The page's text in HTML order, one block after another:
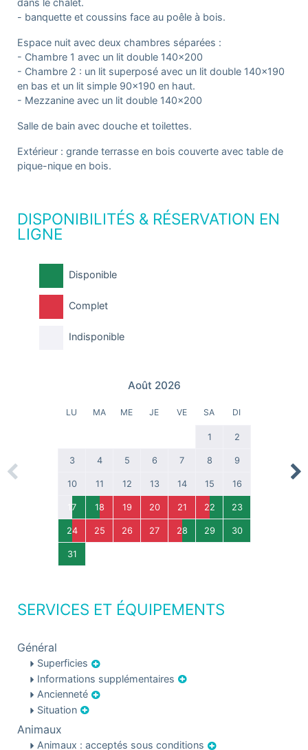
dans le chalet.
- banquette et coussins face au poêle à bois.
Espace nuit avec deux chambres séparées :
- Chambre 1 avec un lit double 140×200
- Chambre 2 : un lit superposé avec un lit double 140×190
en bas et un lit simple 90×190 en haut.
- Mezzanine avec un lit double 140x200
Salle de bain avec douche et toilettes.
Extérieur : grande terrasse en bois couverte avec table de
pique-nique en bois.
DISPONIBILITÉS & RÉSERVATION EN
LIGNE
Disponible
Complet
Indisponible
Previous
Août 2026
LU MA ME JE VE SA DI
1 2
3 4 5 6 7 8 9
10 11 12 13 14 15 16
17 18 19 20 21 22 23
24 25 26 27 28 29 30
31
SERVICES ET ÉQUIPEMENTS
Général
Superficies
Informations supplémentaires
Ancienneté
Situation
Animaux
Animaux : acceptés sous conditions